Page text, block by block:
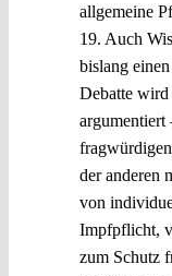
allgemeine
19. Auch
bislang
Debatte
argumentiert
der anderen
von
Impfpflicht,
zum Schutz